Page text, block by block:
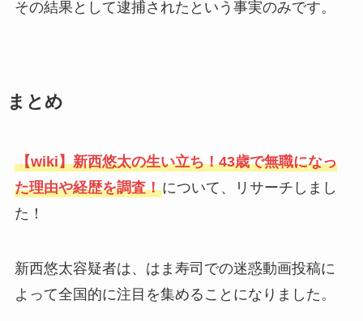
その結果として逮捕されたという事実のみです。
まとめ
【wiki】新西悠太の生い立ち！43歳で無職になっ
た理由や経歴を調査！について、リサーチしまし
た！
新西悠太容疑者は、はま寿司での迷惑動画投稿に
よって全国的に注目を集めることになりました。